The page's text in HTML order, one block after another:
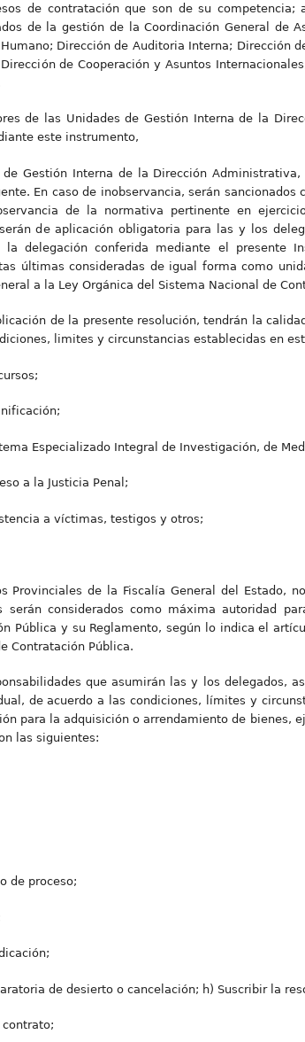
de contratación que son de su
de la gestión de la Coordinación General de
Dirección de Auditoria Interna; Dirección
de Cooperación y Asuntos
de las Unidades de Gestión Interna de la
este instrumento,
Gestión Interna de la Dirección
En caso de inobservancia, serán
de la normativa pertinente en
de aplicación obligatoria para las y los
delegación conferida mediante el presente
últimas consideradas de igual forma como
a la Ley Orgánica del Sistema Nacional de
de la presente resolución, tendrán la
limites y circunstancias establecidas en
Especializado Integral de Investigación, de
a la Justicia Penal;
a víctimas, testigos y otros;
Provinciales de la Fiscalía General del Estado,
serán considerados como máxima autoridad
Pública y su Reglamento, según lo indica el
Contratación Pública.
que asumirán las y los delegados,
de acuerdo a las condiciones, límites y
para la adquisición o arrendamiento de bienes,
las siguientes:
de proceso;
de desierto o cancelación; h) Suscribir la